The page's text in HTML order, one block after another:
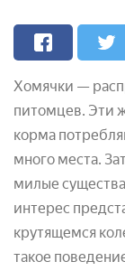
Хомячки —
питомцев. Эти
корма
много места.
милые
интерес
крутящемся
такое